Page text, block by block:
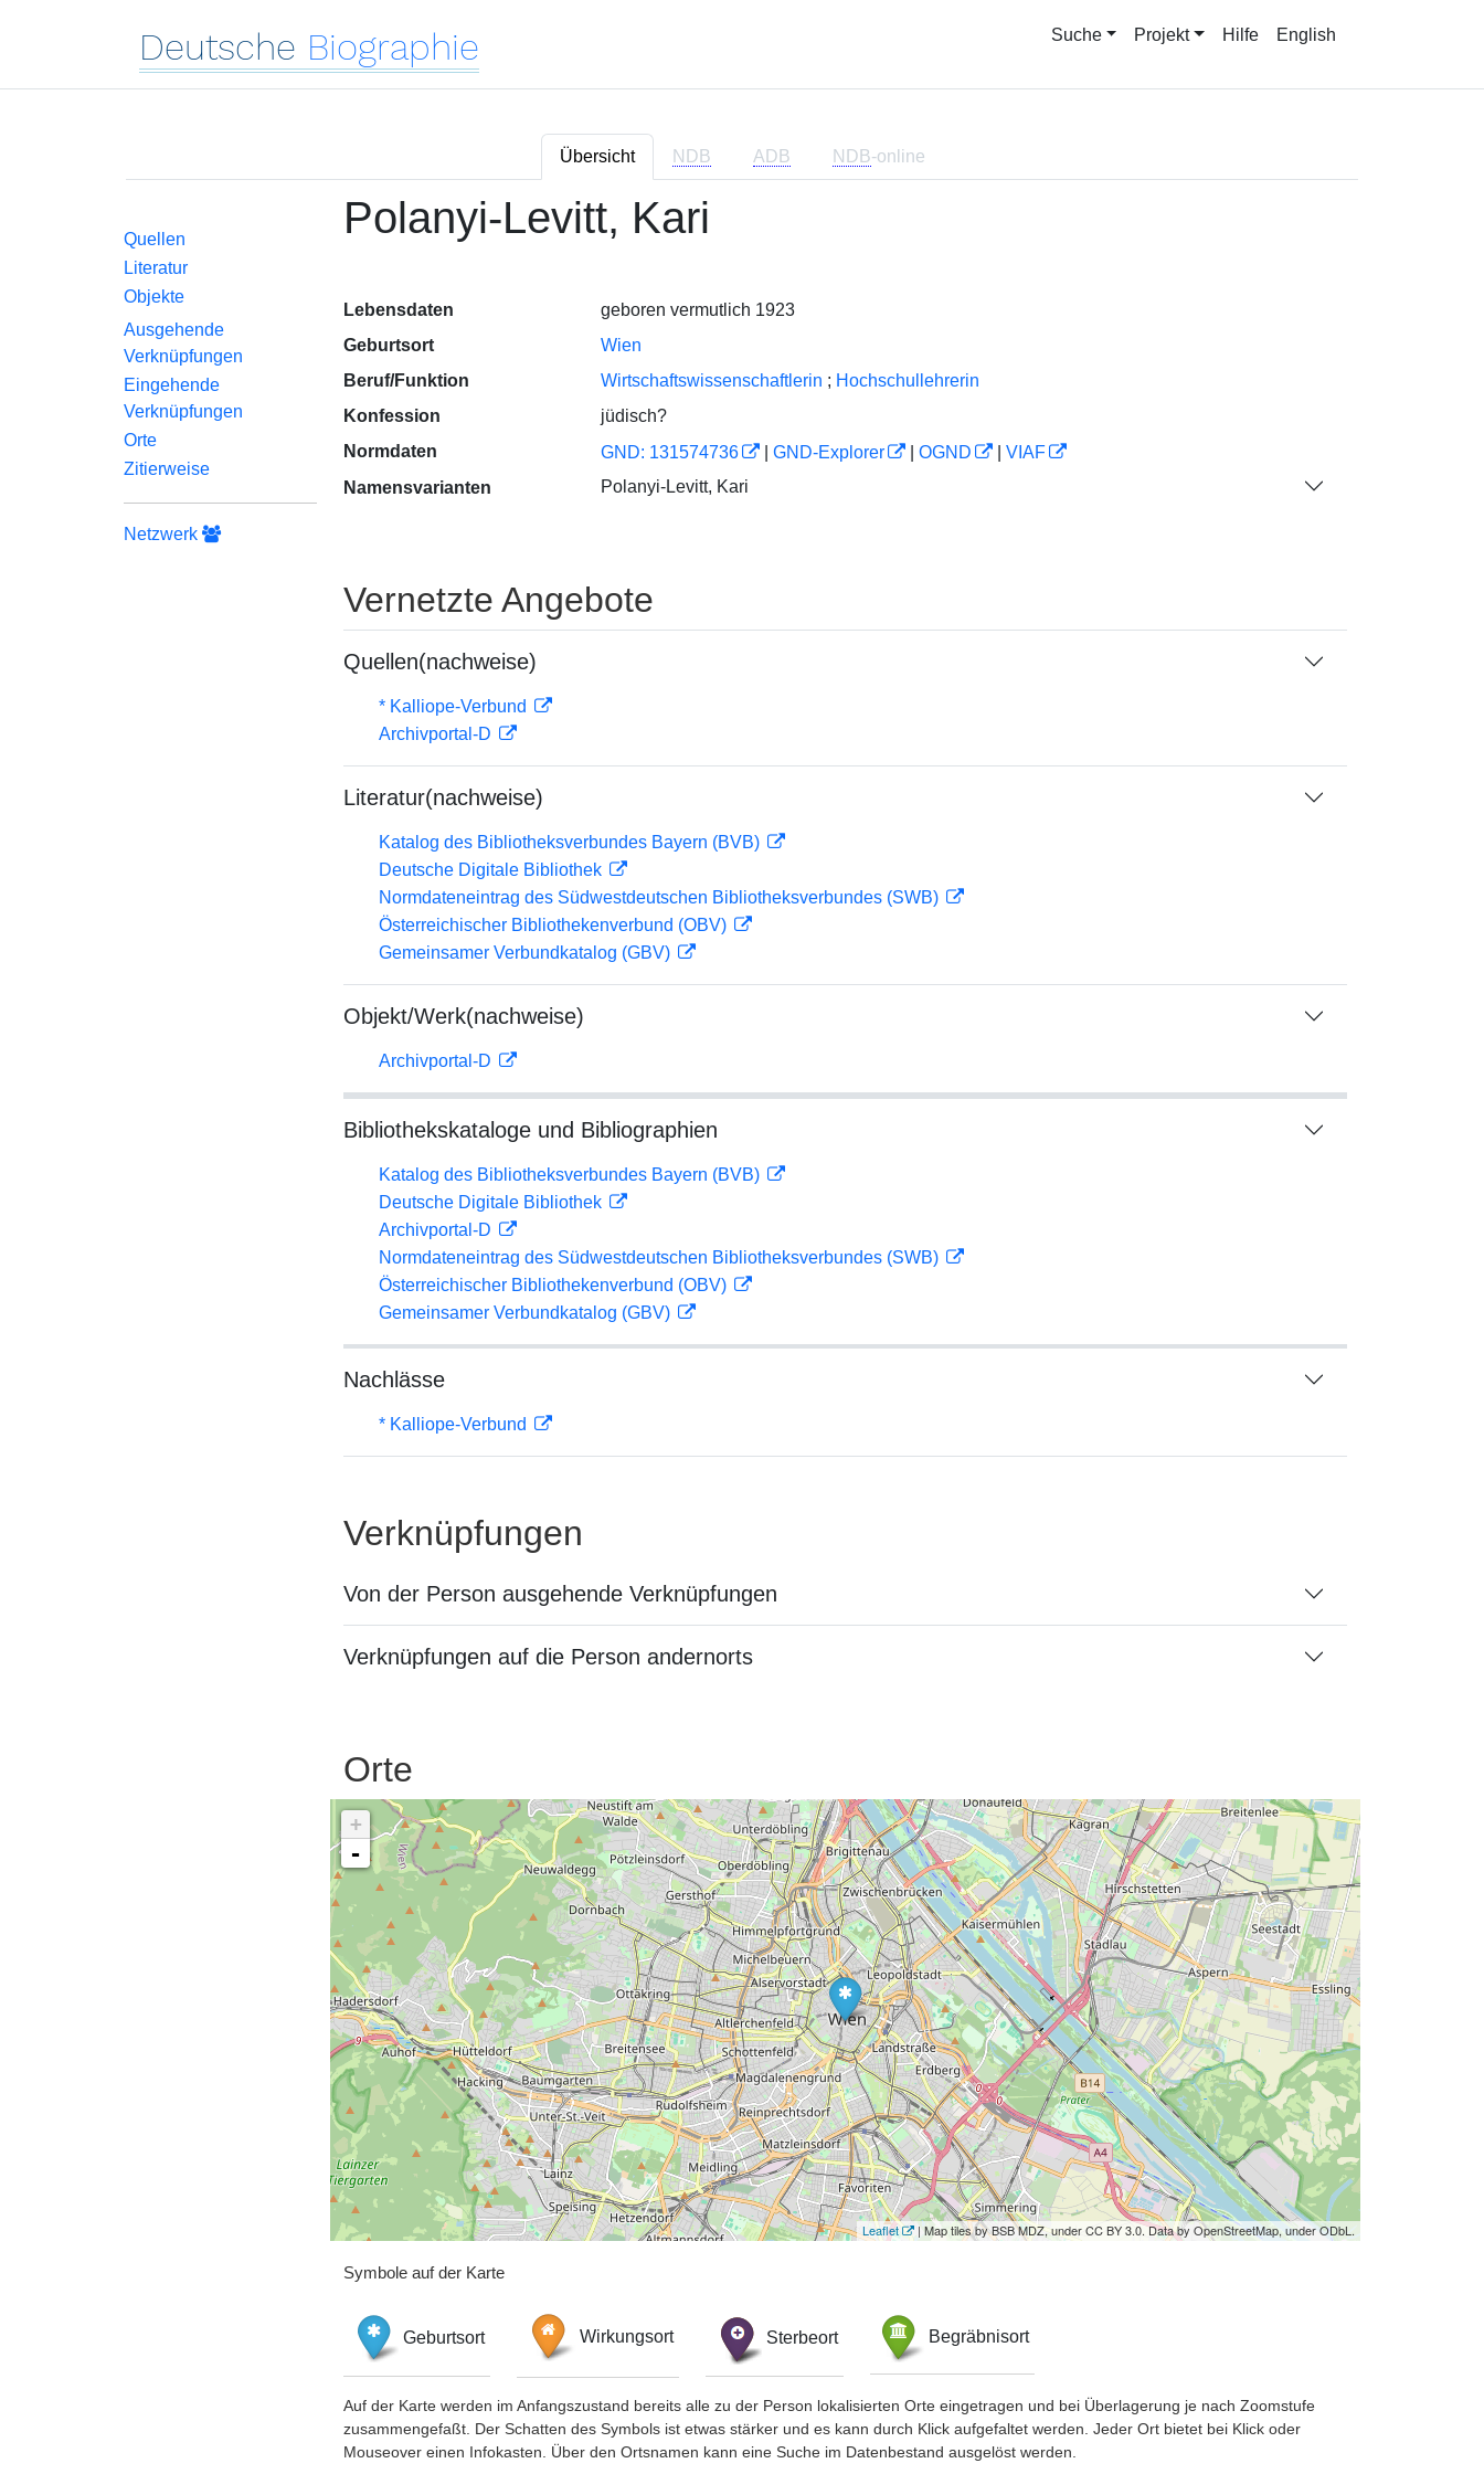
Deutsche Biographie Suche Projekt Hilfe English
Übersicht NDB ADB NDB-online
Quellen
Literatur
Objekte
Ausgehende
Verknüpfungen
Eingehende
Verknüpfungen
Orte
Zitierweise
Netzwerk
Polanyi-Levitt, Kari
Lebensdaten
geboren vermutlich 1923
Geburtsort
Wien
Beruf/Funktion
Wirtschaftswissenschaftlerin ; Hochschullehrerin
Konfession
jüdisch?
Normdaten
GND: 131574736 GND-Explorer OGND
VIAF
Namensvarianten
Polanyi-Levitt, Kari
Vernetzte Angebote
Quellen(nachweise)
* Kalliope-Verbund
Archivportal-D
Literatur(nachweise)
Katalog des Bibliotheksverbundes Bayern (BVB)
Deutsche Digitale Bibliothek
Normdateneintrag des Südwestdeutschen Bibliotheksverbundes (SWB)
Österreichischer Bibliothekenverbund (OBV)
Gemeinsamer Verbundkatalog (GBV)
Objekt/Werk(nachweise)
Archivportal-D
Bibliothekskataloge und Bibliographien
Katalog des Bibliotheksverbundes Bayern (BVB)
Deutsche Digitale Bibliothek
Archivportal-D
Normdateneintrag des Südwestdeutschen Bibliotheksverbundes (SWB)
Österreichischer Bibliothekenverbund (OBV)
Gemeinsamer Verbundkatalog (GBV)
Nachlässe
* Kalliope-Verbund
Verknüpfungen
Von der Person ausgehende Verknüpfungen
Verknüpfungen auf die Person andernorts
Orte
+
-
Leaflet | Map tiles by BSB MDZ, under CC BY 3.0. Data by OpenStreetMap, under ODbL.
Symbole auf der Karte
Geburtsort Wirkungsort Sterbeort Begräbnisort
Auf der Karte werden im Anfangszustand bereits alle zu der Person lokalisierten Orte eingetragen und bei Überlagerung je nach Zoomstufe
zusammengefaßt. Der Schatten des Symbols ist etwas stärker und es kann durch Klick aufgefaltet werden. Jeder Ort bietet bei Klick oder
Mouseover einen Infokasten. Über den Ortsnamen kann eine Suche im Datenbestand ausgelöst werden.